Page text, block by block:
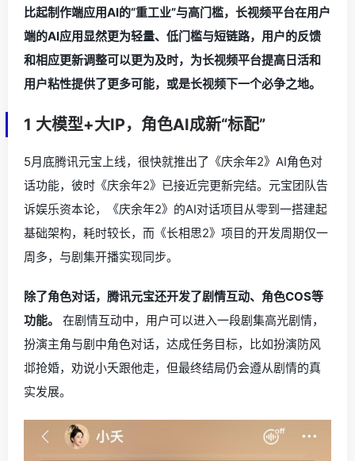
比起制作端应用AI的“重工业”与高门槛，长视频平台在用户
端的AI应用显然更为轻量、低门槛与短链路，用户的反馈
和相应更新调整可以更为及时，为长视频平台提高日活和
用户粘性提供了更多可能，或是长视频下一个必争之地。
1 大模型+大IP，角色AI成新“标配”
5月底腾讯元宝上线，很快就推出了《庆余年2》AI角色对
话功能，彼时《庆余年2》已接近完更新完结。元宝团队告
诉娱乐资本论，《庆余年2》的AI对话项目从零到一搭建起
基础架构，耗时较长，而《长相思2》项目的开发周期仅一
周多，与剧集开播实现同步。
除了角色对话，腾讯元宝还开发了剧情互动、角色COS等
功能。
在剧情互动中，用户可以进入一段剧集高光剧情，
扮演主角与剧中角色对话，达成任务目标，比如扮演防风
邶抢婚，劝说小夭跟他走，但最终结局仍会遵从剧情的真
实发展。